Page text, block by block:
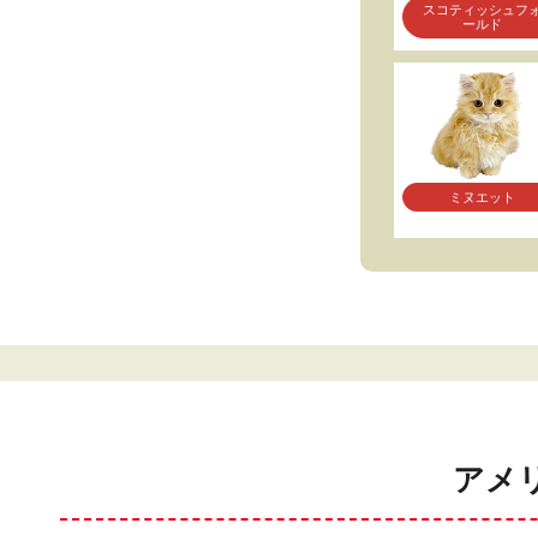
スコティッシュフ
ールド
ミヌエット
アメ